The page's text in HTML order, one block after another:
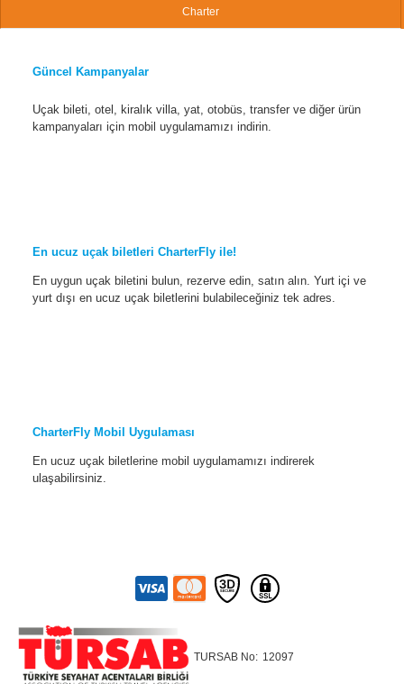
Charter
Güncel Kampanyalar
Uçak bileti, otel, kiralık villa, yat, otobüs, transfer ve diğer ürün
kampanyaları için mobil uygulamamızı indirin.
En ucuz uçak biletleri CharterFly ile!
En uygun uçak biletini bulun, rezerve edin, satın alın. Yurt içi ve
yurt dışı en ucuz uçak biletlerini bulabileceğiniz tek adres.
CharterFly Mobil Uygulaması
En ucuz uçak biletlerine mobil uygulamamızı indirerek
ulaşabilirsiniz.
TURSAB No: 12097